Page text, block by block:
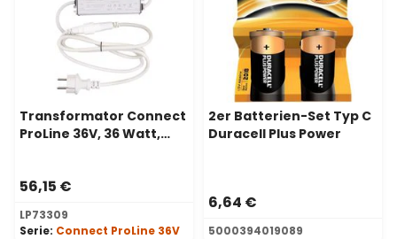
Transformator Connect
ProLine 36V, 36 Watt,
56,15 €
LP73309
Serie: Connect ProLine 36V
2er Batterien-Set Typ C
Duracell Plus Power
6,64 €
5000394019089